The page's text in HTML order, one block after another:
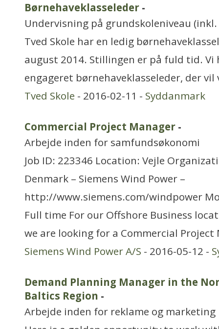
Børnehaveklasseleder -
Undervisning på grundskoleniveau (inkl.
Tved Skole har en ledig
august 2014. Stillingen er på fuld tid. Vi
engageret børnehaveklasseleder, der
Tved Skole - 2016-02-11 - Syddanmark
Commercial Project Manager -
Arbejde inden for samfundsøkonomi
Job ID: 223346 Location: Vejle
Denmark – Siemens Wind Power –
http://www.siemens.com/windpower
Full time For our Offshore Business
we are looking for a Commercial Project
Siemens Wind Power A/S - 2016-05-12 -
Demand Planning Manager in the
Baltics Region -
Arbejde inden for reklame og marketing